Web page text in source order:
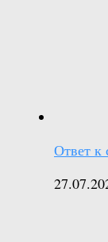
Ответ к